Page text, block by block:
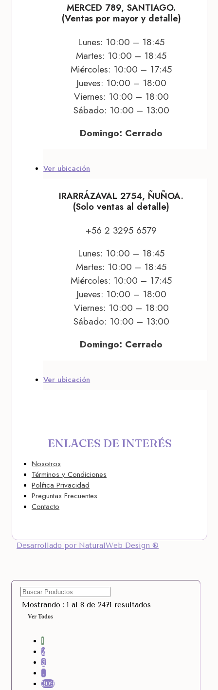
MERCED 789, SANTIAGO.
(Ventas por mayor y detalle)
Lunes: 10:00 – 18:45
Martes: 10:00 – 18:45
Miércoles: 10:00 – 17:45
Jueves: 10:00 – 18:00
Viernes: 10:00 – 18:00
Sábado: 10:00 – 13:00
Domingo: Cerrado
Ver ubicación
IRARRÁZAVAL 2754, ÑUÑOA.
(Solo ventas al detalle)
+56 2 3295 6579
Lunes: 10:00 – 18:45
Martes: 10:00 – 18:45
Miércoles: 10:00 – 17:45
Jueves: 10:00 – 18:00
Viernes: 10:00 – 18:00
Sábado: 10:00 – 13:00
Domingo: Cerrado
Ver ubicación
ENLACES DE INTERÉS
Nosotros
Términos y Condiciones
Política Privacidad
Preguntas Frecuentes
Contacto
Desarrollado por NaturalWeb Design ®
Mostrando : 1 al 8 de 2471 resultados
Ver Todos
1
2
3
…
309